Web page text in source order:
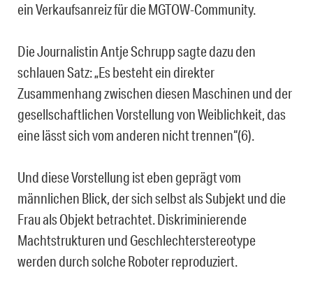
ein Verkaufsanreiz für die MGTOW-Community.
Die Journalistin Antje Schrupp sagte dazu den
schlauen Satz: „Es besteht ein direkter
Zusammenhang zwischen diesen Maschinen und der
gesellschaftlichen Vorstellung von Weiblichkeit, das
eine lässt sich vom anderen nicht trennen“(6).
Und diese Vorstellung ist eben geprägt vom
männlichen Blick, der sich selbst als Subjekt und die
Frau als Objekt betrachtet. Diskriminierende
Machtstrukturen und Geschlechterstereotype
werden durch solche Roboter reproduziert.